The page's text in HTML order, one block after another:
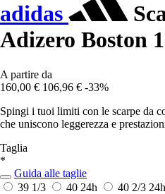
adidas
Adizero Boston
A partire da
160,00 € 106,96 € -33%
Spingi i tuoi limiti con le scarpe da
che uniscono leggerezza e
Taglia
*
Guida alle taglie
39 1/3
40 24h 40 2/3 24h